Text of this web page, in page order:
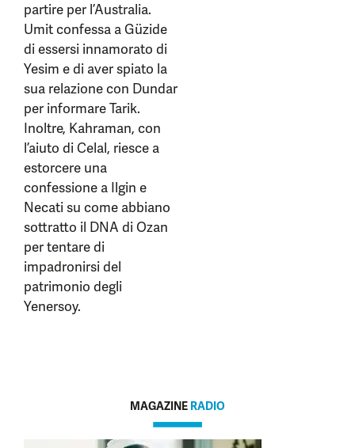
partire per l’Australia.
Umit confessa a Güzide
di essersi innamorato di
Yesim e di aver spiato la
sua relazione con Dundar
per informare Tarik.
Inoltre, Kahraman, con
l’aiuto di Celal, riesce a
estorcere una
confessione a Ilgin e
Necati su come abbiano
sottratto il DNA di Ozan
per tentare di
impadronirsi del
patrimonio degli
Yenersoy.
MAGAZINE RADIO